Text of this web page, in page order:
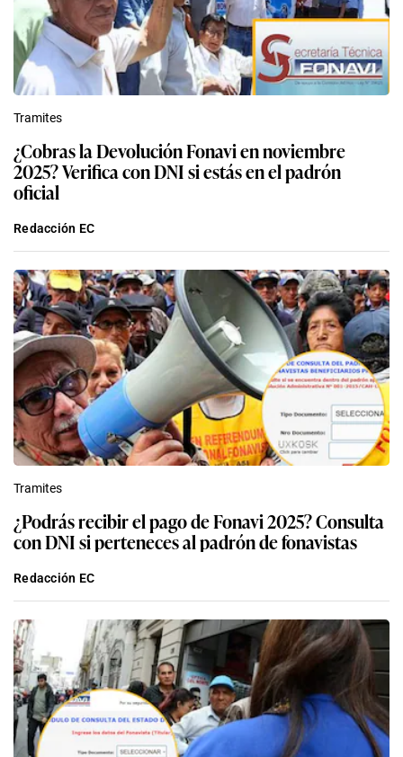
Tramites
¿Cobras la Devolución Fonavi en noviembre
2025? Verifica con DNI si estás en el padrón
oficial
Redacción EC
Tramites
¿Podrás recibir el pago de Fonavi 2025? Consulta
con DNI si perteneces al padrón de fonavistas
Redacción EC